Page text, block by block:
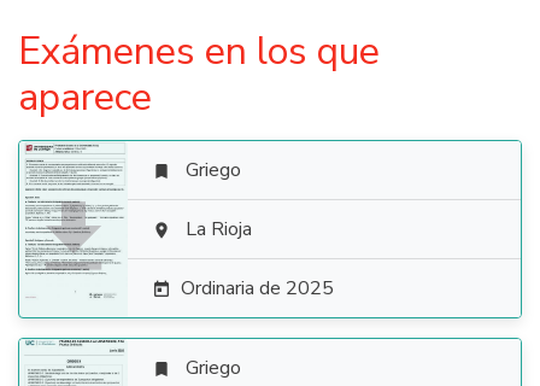
Exámenes en los que
aparece

 Griego
 La Rioja
 Ordinaria de 2025
 Griego